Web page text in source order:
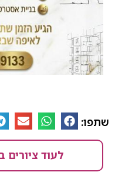
שתפו:
לעוד ציורים